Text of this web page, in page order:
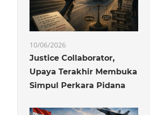
10/06/2026
Justice Collaborator,
Upaya Terakhir Membuka
Simpul Perkara Pidana